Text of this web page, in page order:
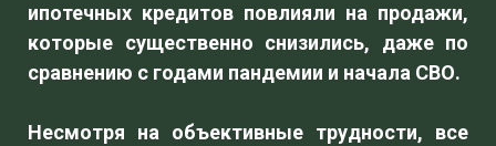
ипотечных кредитов повлияли на продажи,
которые существенно снизились, даже по
сравнению с годами пандемии и начала СВО.
Несмотря на объективные трудности, все